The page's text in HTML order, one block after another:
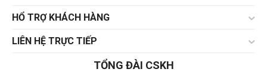
HỔ TRỢ KHÁCH HÀNG
LIÊN HỆ TRỰC TIẾP
TỔNG ĐÀI CSKH